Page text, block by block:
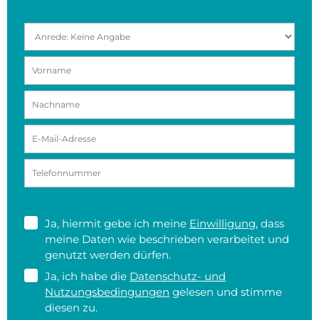
Ja, hiermit gebe ich meine Einwilligung, dass
meine Daten wie beschrieben verarbeitet und
genutzt werden dürfen.
Ja, ich habe die Datenschutz- und
Nutzungsbedingungen gelesen und stimme
diesen zu.